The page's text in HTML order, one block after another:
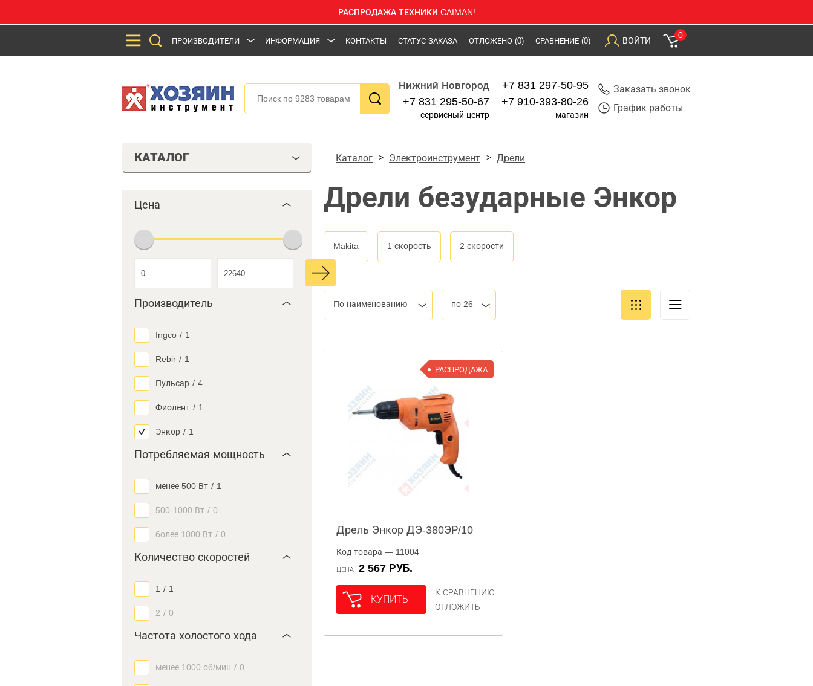
РАСПРОДАЖА ТЕХНИКИ CAIMAN!
ПРОИЗВОДИТЕЛИ ИНФОРМАЦИЯ КОНТАКТЫ СТАТУС ЗАКАЗА ОТЛОЖЕНО (0) СРАВНЕНИЕ (0) ВОЙТИ
0
Нижний Новгород
+7 831 295-50-67
сервисный центр
+7 831 297-50-95
+7 910-393-80-26
магазин
Заказать звонок
График работы
КАТАЛОГ
Цена
Производитель
Ingco / 1
Rebir / 1
Пульсар / 4
Фиолент / 1
Энкор / 1
Потребляемая мощность
менее 500 Вт / 1
500-1000 Вт / 0
более 1000 Вт / 0
Количество скоростей
1 / 1
2 / 0
Частота холостого хода
менее 1000 об/мин / 0
Каталог Электроинструмент Дрели
Дрели безударные Энкор
Makita 1 скорость 2 скорости
По наименованию по 26
РАСПРОДАЖА
Дрель Энкор ДЭ-380ЭР/10
Код товара — 11004
ЦЕНА 2 567 РУБ.
КУПИТЬ
К СРАВНЕНИЮ
ОТЛОЖИТЬ